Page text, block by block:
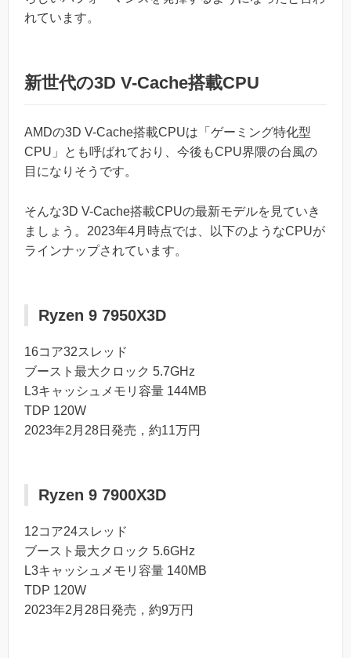
れています。
新世代の3D V-Cache搭載CPU
AMDの3D V-Cache搭載CPUは「ゲーミング特化型
CPU」とも呼ばれており、今後もCPU界隈の台風の
目になりそうです。
そんな3D V-Cache搭載CPUの最新モデルを見ていき
ましょう。2023年4月時点では、以下のようなCPUが
ラインナップされています。
Ryzen 9 7950X3D
16コア32スレッド
ブースト最大クロック 5.7GHz
L3キャッシュメモリ容量 144MB
TDP 120W
2023年2月28日発売，約11万円
Ryzen 9 7900X3D
12コア24スレッド
ブースト最大クロック 5.6GHz
L3キャッシュメモリ容量 140MB
TDP 120W
2023年2月28日発売，約9万円